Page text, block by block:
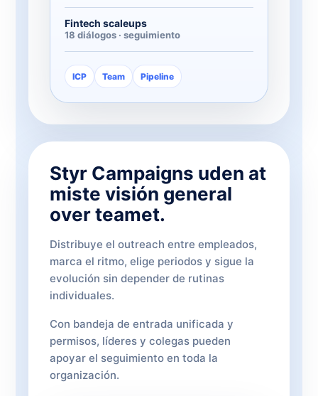
Fintech scaleups
18 diálogos · seguimiento
ICP Team Pipeline
Styr Campaigns uden at
miste visión general
over teamet.
Distribuye el outreach entre empleados,
marca el ritmo, elige periodos y sigue la
evolución sin depender de rutinas
individuales.
Con bandeja de entrada unificada y
permisos, líderes y colegas pueden
apoyar el seguimiento en toda la
organización.